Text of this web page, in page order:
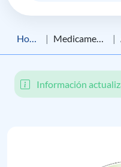
Home Medicamento
Información